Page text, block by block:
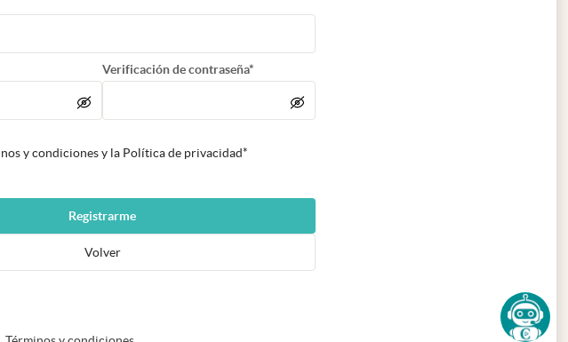
Verificación de contraseña*
y condiciones y la Política de privacidad*
Registrarme
Volver